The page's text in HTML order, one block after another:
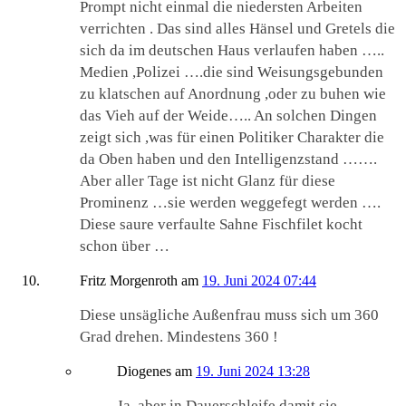
Prompt nicht einmal die niedersten Arbeiten
verrichten . Das sind alles Hänsel und Gretels die
sich da im deutschen Haus verlaufen haben …..
Medien ,Polizei ….die sind Weisungsgebunden
zu klatschen auf Anordnung ,oder zu buhen wie
das Vieh auf der Weide….. An solchen Dingen
zeigt sich ,was für einen Politiker Charakter die
da Oben haben und den Intelligenzstand …….
Aber aller Tage ist nicht Glanz für diese
Prominenz …sie werden weggefegt werden ….
Diese saure verfaulte Sahne Fischfilet kocht
schon über …
Fritz Morgenroth am 19. Juni 2024 07:44
Diese unsägliche Außenfrau muss sich um 360
Grad drehen. Mindestens 360 !
Diogenes am 19. Juni 2024 13:28